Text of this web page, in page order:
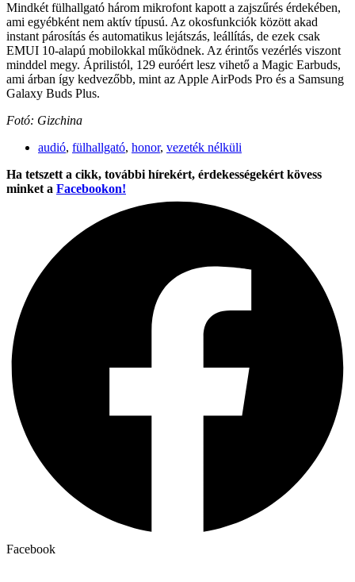
Mindkét fülhallgató három mikrofont kapott a zajszűrés érdekében,
ami egyébként nem aktív típusú. Az okosfunkciók között akad
instant párosítás és automatikus lejátszás, leállítás, de ezek csak
EMUI 10-alapú mobilokkal működnek. Az érintős vezérlés viszont
minddel megy. Áprilistól, 129 euróért lesz vihető a Magic Earbuds,
ami árban így kedvezőbb, mint az Apple AirPods Pro és a Samsung
Galaxy Buds Plus.
Fotó: Gizchina
audió, fülhallgató, honor, vezeték nélküli
Ha tetszett a cikk, további hírekért, érdekességekért kövess
minket a Facebookon!
Facebook